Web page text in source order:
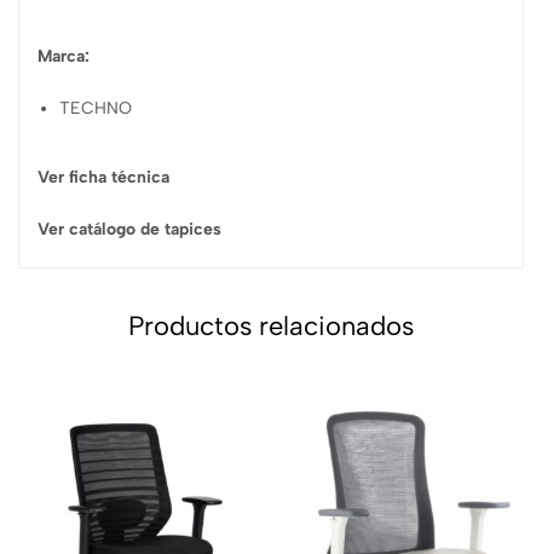
Marca:
TECHNO
Ver ficha técnica
Ver catálogo de tapices
Productos relacionados